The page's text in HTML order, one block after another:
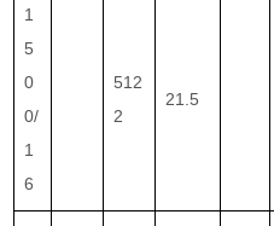
1
5
0
0/
1
6
512
2
21.5